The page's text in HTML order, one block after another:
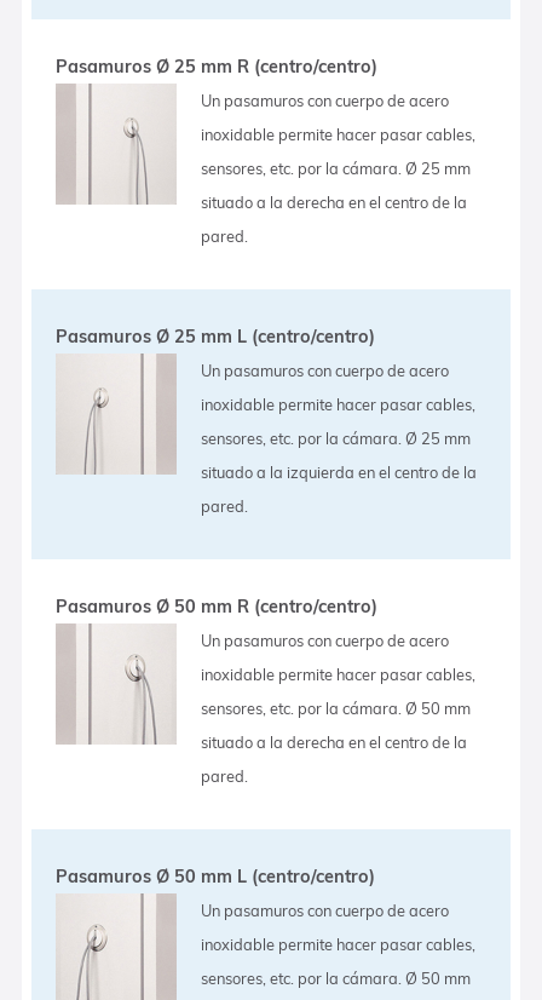
Pasamuros Ø 25 mm R (centro/centro)
Un pasamuros con cuerpo de acero
inoxidable permite hacer pasar cables,
sensores, etc. por la cámara. Ø 25 mm
situado a la derecha en el centro de la
pared.
Pasamuros Ø 25 mm L (centro/centro)
Un pasamuros con cuerpo de acero
inoxidable permite hacer pasar cables,
sensores, etc. por la cámara. Ø 25 mm
situado a la izquierda en el centro de la
pared.
Pasamuros Ø 50 mm R (centro/centro)
Un pasamuros con cuerpo de acero
inoxidable permite hacer pasar cables,
sensores, etc. por la cámara. Ø 50 mm
situado a la derecha en el centro de la
pared.
Pasamuros Ø 50 mm L (centro/centro)
Un pasamuros con cuerpo de acero
inoxidable permite hacer pasar cables,
sensores, etc. por la cámara. Ø 50 mm